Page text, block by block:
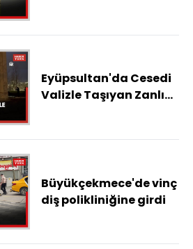
Eyüpsultan'da Cesedi
Valizle Taşıyan Zanlı
Büyükçekmece'de vinç
diş polikliniğine girdi